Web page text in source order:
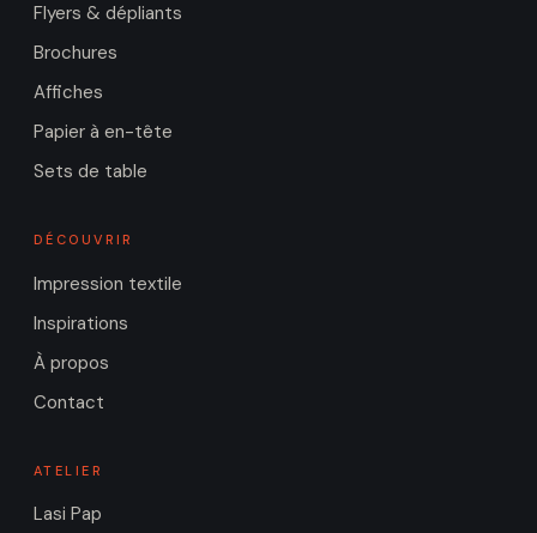
Flyers & dépliants
Brochures
Affiches
Papier à en-tête
Sets de table
DÉCOUVRIR
Impression textile
Inspirations
À propos
Contact
ATELIER
Lasi Pap